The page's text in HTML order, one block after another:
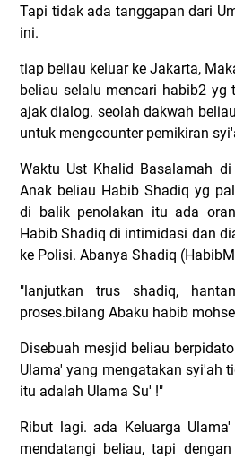
Tapi tidak ada tanggapan dari
ini.
tiap beliau keluar ke Jakarta,
beliau selalu mencari habib2 yg
ajak dialog. seolah dakwah
untuk mengcounter pemikiran
Waktu Ust Khalid Basalamah
Anak beliau Habib Shadiq yg
di balik penolakan itu ada
Habib Shadiq di intimidasi dan
ke Polisi. Abanya Shadiq
"lanjutkan trus shadiq,
proses.bilang Abaku habib
Disebuah mesjid beliau
Ulama' yang mengatakan syi'ah
itu adalah Ulama Su' !"
Ribut lagi. ada Keluarga
mendatangi beliau, tapi